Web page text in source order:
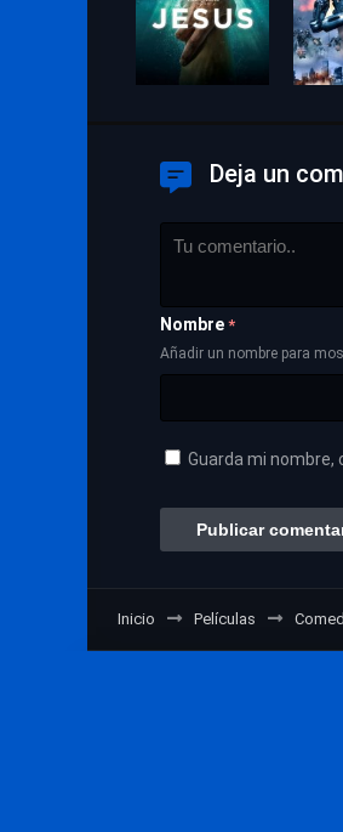
Deja un
Nombre *
Añadir un nombre para
Guarda mi
Inicio Películas